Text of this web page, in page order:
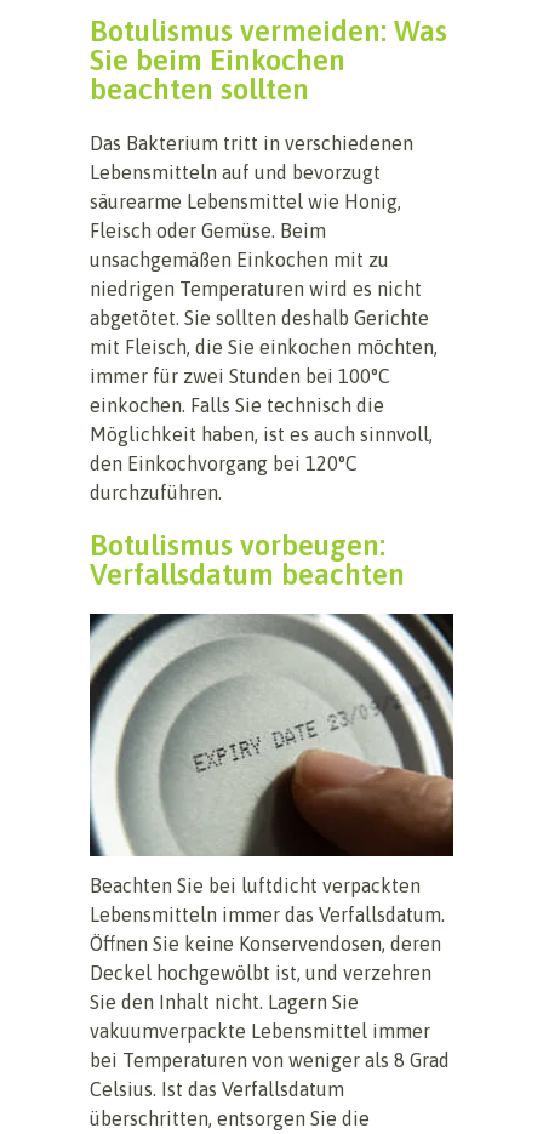
Botulismus vermeiden: Was
Sie beim Einkochen
beachten sollten
Das Bakterium tritt in verschiedenen
Lebensmitteln auf und bevorzugt
säurearme Lebensmittel wie Honig,
Fleisch oder Gemüse. Beim
unsachgemäßen Einkochen mit zu
niedrigen Temperaturen wird es nicht
abgetötet. Sie sollten deshalb Gerichte
mit Fleisch, die Sie einkochen möchten,
immer für zwei Stunden bei 100°C
einkochen. Falls Sie technisch die
Möglichkeit haben, ist es auch sinnvoll,
den Einkochvorgang bei 120°C
durchzuführen.
Botulismus vorbeugen:
Verfallsdatum beachten
Beachten Sie bei luftdicht verpackten
Lebensmitteln immer das Verfallsdatum.
Öffnen Sie keine Konservendosen, deren
Deckel hochgewölbt ist, und verzehren
Sie den Inhalt nicht. Lagern Sie
vakuumverpackte Lebensmittel immer
bei Temperaturen von weniger als 8 Grad
Celsius. Ist das Verfallsdatum
überschritten, entsorgen Sie die